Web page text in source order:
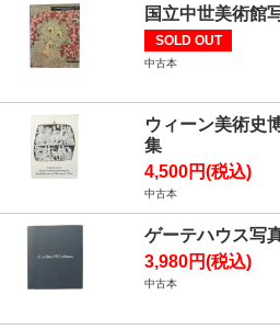
国立中世美術館
SOLD OUT
中古本
ウィーン美術史
集
4,500円(税込)
中古本
ゲーテハウス写
3,980円(税込)
中古本